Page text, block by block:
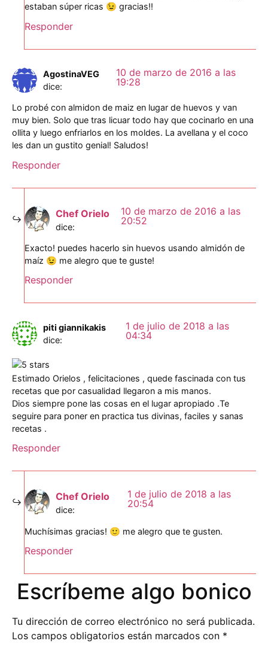
estaban súper ricas 😉 gracias!!
Responder
AgostinaVEG
dice:
10 de marzo de 2016 a las
19:28
Lo probé con almidon de maiz en lugar de huevos y van
muy bien. Solo que tras licuar todo hay que cocinarlo en una
ollita y luego enfriarlos en los moldes. La avellana y el coco
les dan un gustito genial! Saludos!
Responder
Chef Orielo
dice:
10 de marzo de 2016 a las
20:52
Exacto! puedes hacerlo sin huevos usando almidón de
maíz 😉 me alegro que te guste!
Responder
piti giannikakis
dice:
1 de julio de 2018 a las
04:34
Estimado Orielos , felicitaciones , quede fascinada con tus
recetas que por casualidad llegaron a mis manos.
Dios siempre pone las cosas en el lugar apropiado .Te
seguire para poner en practica tus divinas, faciles y sanas
recetas .
Responder
Chef Orielo
dice:
1 de julio de 2018 a las
20:54
Muchísimas gracias! 🙂 me alegro que te gusten.
Responder
Escríbeme algo bonico
Tu dirección de correo electrónico no será publicada.
Los campos obligatorios están marcados con *